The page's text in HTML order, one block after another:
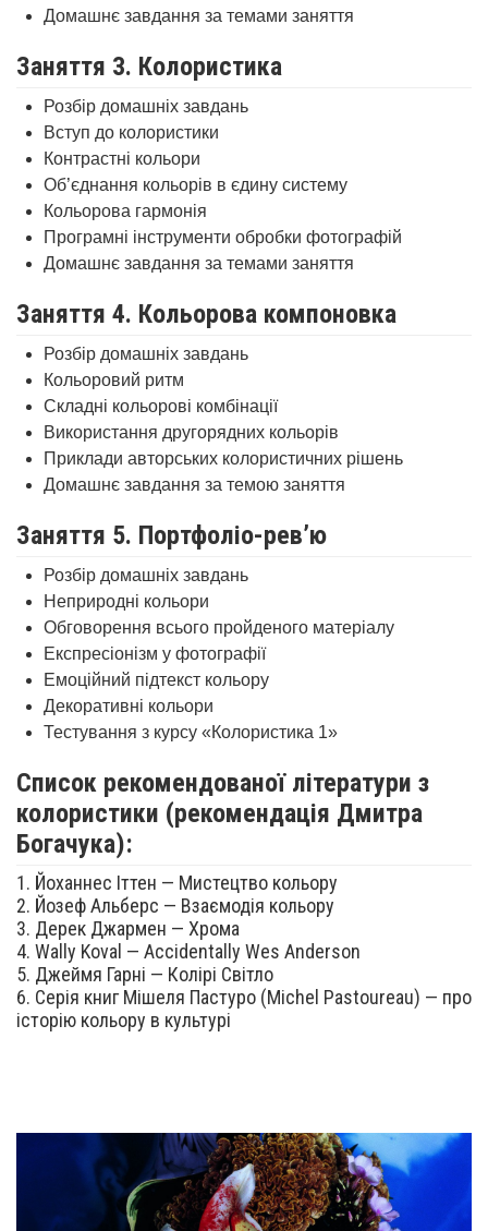
Домашнє завдання за темами заняття
Заняття 3. Колористика
Розбір домашніх завдань
Вступ до колористики
Контрастні кольори
Об’єднання кольорів в єдину систему
Кольорова гармонія
Програмні інструменти обробки фотографій
Домашнє завдання за темами заняття
Заняття 4. Кольорова компоновка
Розбір домашніх завдань
Кольоровий ритм
Складні кольорові комбінації
Використання другорядних кольорів
Приклади авторських колористичних рішень
Домашнє завдання за темою заняття
Заняття 5. Портфоліо-рев’ю
Розбір домашніх завдань
Неприродні кольори
Обговорення всього пройденого матеріалу
Експресіонізм у фотографії
Емоційний підтекст кольору
Декоративні кольори
Тестування з курсу «Колористика 1»
Список рекомендованої літератури з
колористики (рекомендація Дмитра
Богачука):
1. Йоханнес Іттен — Мистецтво кольору
2. Йозеф Альберс — Взаємодія кольору
3. Дерек Джармен — Хрома
4. Wally Koval — Accidentally Wes Anderson
5. Джеймя Гарні — Колірі Світло
6. Серія книг Мішеля Пастуро (Michel Pastoureau) — про
історію кольору в культурі